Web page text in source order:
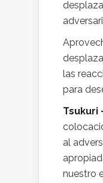
las
para
Tsukuri
al
nuestro